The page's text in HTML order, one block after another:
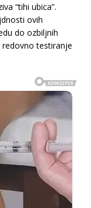
“tihi ubica”.
ovih
do ozbiljnih
testiranje